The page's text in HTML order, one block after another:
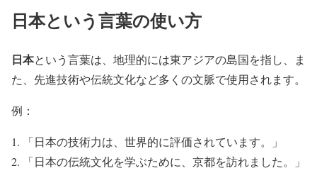
日本という言葉の使い方
日本という言葉は、地理的には東アジアの島国を指し、ま
た、先進技術や伝統文化など多くの文脈で使用されます。
例：
「日本の技術力は、世界的に評価されています。」
「日本の伝統文化を学ぶために、京都を訪れました。」